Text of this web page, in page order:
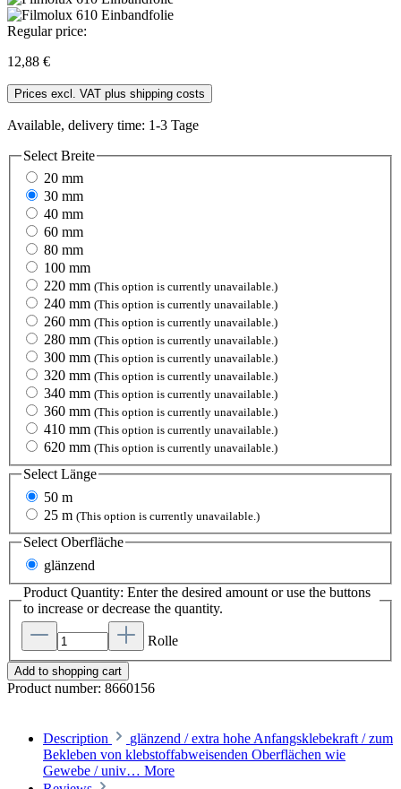
Regular price:
12,88 €
Prices excl. VAT plus shipping costs
Available, delivery time: 1-3 Tage
Select Breite
20 mm
30 mm
40 mm
60 mm
80 mm
100 mm
220 mm (This option is currently unavailable.)
240 mm (This option is currently unavailable.)
260 mm (This option is currently unavailable.)
280 mm (This option is currently unavailable.)
300 mm (This option is currently unavailable.)
320 mm (This option is currently unavailable.)
340 mm (This option is currently unavailable.)
360 mm (This option is currently unavailable.)
410 mm (This option is currently unavailable.)
620 mm (This option is currently unavailable.)
SelectLänge
50 m
25 m (This option is currently unavailable.)
Select Oberfläche
glänzend
Product Quantity: Enter the desired amount or use the buttons
to increase or decrease the quantity.
Rolle
Add to shopping cart
Product number: 8660156
Description
glänzend / extra hohe Anfangsklebekraft / zum
Bekleben von klebstoffabweisenden Oberflächen wie
Gewebe / univ… More